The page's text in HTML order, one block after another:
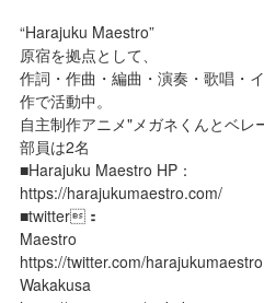
“Harajuku Maestro”
原宿を拠点として、
作詞・作曲・編曲・演奏・歌唱・
作で活動中。
自主制作アニメ"メガネくんとベレ
部員は2名
■Harajuku Maestro HP：
https://harajukumaestro.com/
■twitter：
Maestro
https://twitter.com/harajukumaestro
Wakakusa